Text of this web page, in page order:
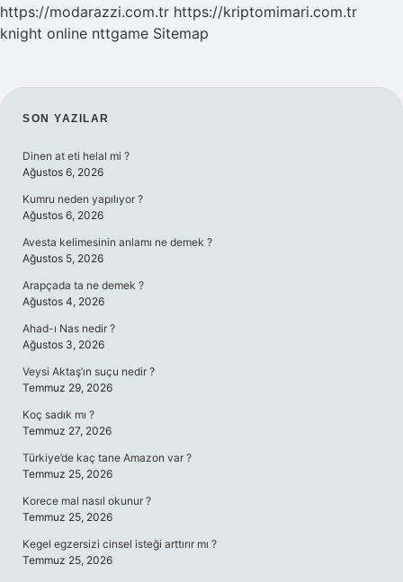
https://modarazzi.com.tr https://kriptomimari.com.tr
knight online nttgame Sitemap
SIDEBAR
SON YAZILAR
Dinen at eti helal mi ?
Ağustos 6, 2026
Kumru neden yapılıyor ?
Ağustos 6, 2026
Avesta kelimesinin anlamı ne demek ?
Ağustos 5, 2026
Arapçada ta ne demek ?
Ağustos 4, 2026
Ahad-ı Nas nedir ?
Ağustos 3, 2026
Veysi Aktaş’ın suçu nedir ?
Temmuz 29, 2026
Koç sadık mı ?
Temmuz 27, 2026
Türkiye’de kaç tane Amazon var ?
Temmuz 25, 2026
Korece mal nasıl okunur ?
Temmuz 25, 2026
Kegel egzersizi cinsel isteği arttırır mı ?
Temmuz 25, 2026